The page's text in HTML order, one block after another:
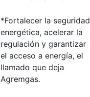
*Fortalecer la seguridad
energética, acelerar la
regulación y garantizar
el acceso a energía, el
llamado que deja
Agremgas.